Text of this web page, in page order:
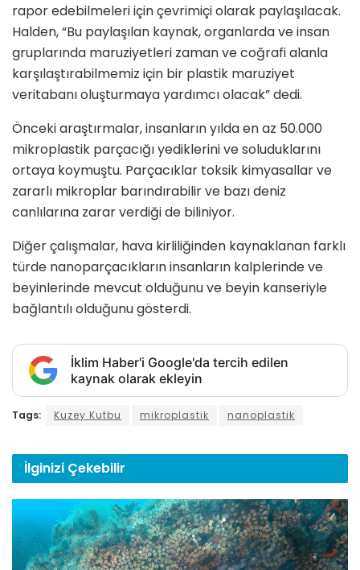
rapor edebilmeleri için çevrimiçi olarak paylaşılacak.
Halden, “Bu paylaşılan kaynak, organlarda ve insan
gruplarında maruziyetleri zaman ve coğrafi alanla
karşılaştırabilmemiz için bir plastik maruziyet
veritabanı oluşturmaya yardımcı olacak” dedi.
Önceki araştırmalar, insanların yılda en az 50.000
mikroplastik parçacığı yediklerini ve soluduklarını
ortaya koymuştu. Parçacıklar toksik kimyasallar ve
zararlı mikroplar barındırabilir ve bazı deniz
canlılarına zarar verdiği de biliniyor.
Diğer çalışmalar, hava kirliliğinden kaynaklanan farklı
türde nanoparçacıkların insanların kalplerinde ve
beyinlerinde mevcut olduğunu ve beyin kanseriyle
bağlantılı olduğunu gösterdi.
İklim Haber'i Google'da tercih edilen
kaynak olarak ekleyin
Tags: Kuzey Kutbu mikroplastik nanoplastik
İlginizi Çekebilir